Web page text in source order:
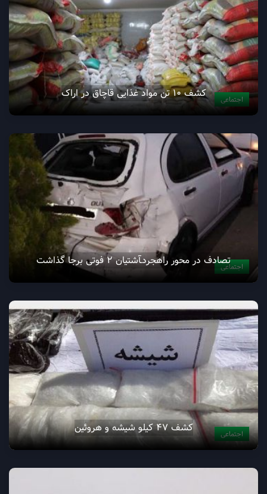
اجتماعی کشف ۱۰ تن مواد غذایی قاچاق در اراک
اجتماعیتصادف در محور راهجردـآشتیان 2 فوتی برجا گذاشت
اجتماعی کشف ۴۷ کیلو شیشه و هروئین